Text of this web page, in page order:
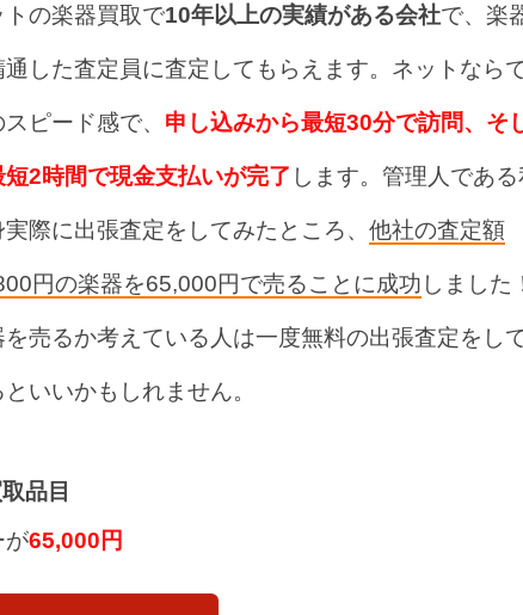
トの楽器買取で10年以上の実績がある会社で、楽
通した査定員に査定してもらえます。ネットなら
ピード感で、 申し込みから最短30分で訪問、そ
短2時間で現金支払いが完了 します。管理人であ
実際に出張査定をしてみたところ、 他社の査定額
円の楽器を65,000円で売ることに成功 しました
を売るか考えている人は一度無料の出張査定をし
いいかもしれません。
品目
が65,000円